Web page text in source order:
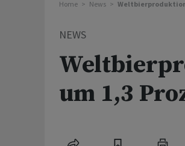
Home News
NEWS
um 1,3